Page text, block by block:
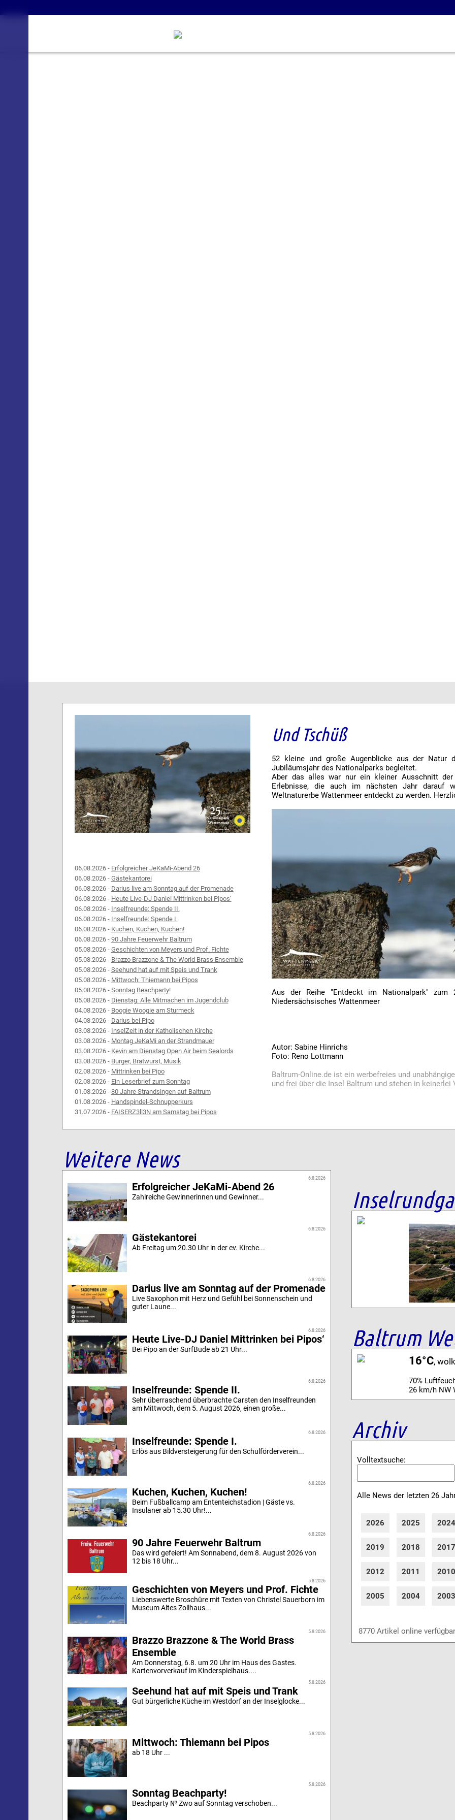
06.08.2026 - Erfolgreicher JeKaMi-Abend 26
06.08.2026 - Gästekantorei
06.08.2026 - Darius live am Sonntag auf der Promenade
06.08.2026 - Heute Live-DJ Daniel Mittrinken bei Pipos‘
06.08.2026 - Inselfreunde: Spende II.
06.08.2026 - Inselfreunde: Spende I.
06.08.2026 - Kuchen, Kuchen, Kuchen!
06.08.2026 - 90 Jahre Feuerwehr Baltrum
05.08.2026 - Geschichten von Meyers und Prof. Fichte
05.08.2026 - Brazzo Brazzone & The World Brass Ensemble
05.08.2026 - Seehund hat auf mit Speis und Trank
05.08.2026 - Mittwoch: Thiemann bei Pipos
05.08.2026 - Sonntag Beachparty!
05.08.2026 - Dienstag: Alle Mitmachen im Jugendclub
04.08.2026 - Boogie Woogie am Sturmeck
04.08.2026 - Darius bei Pipo
03.08.2026 - InselZeit in der Katholischen Kirche
03.08.2026 - Montag JeKaMi an der Strandmauer
03.08.2026 - Kevin am Dienstag Open Air beim Sealords
03.08.2026 - Burger, Bratwurst, Musik
02.08.2026 - Mittrinken bei Pipo
02.08.2026 - Ein Leserbrief zum Sonntag
01.08.2026 - 80 Jahre Strandsingen auf Baltrum
01.08.2026 - Handspindel-Schnupperkurs
31.07.2026 - FAISERZ3ll3N am Samstag bei Pipos
Und Tschüß
52 kleine und große Augenblicke aus der Natur
Jubiläumsjahr des Nationalparks begleitet.
Aber das alles war nur ein kleiner Ausschnitt der
Erlebnisse, die auch im nächsten Jahr darauf
Weltnaturerbe Wattenmeer entdeckt zu werden.
Aus der Reihe "Entdeckt im Nationalpark" zum
Niedersächsisches Wattenmeer
Autor: Sabine Hinrichs
Foto: Reno Lottmann
Baltrum-Online.de ist ein werbefreies und
und frei über die Insel Baltrum und stehen in keinerlei
Weitere News
6.8.2026
Erfolgreicher JeKaMi-Abend 26
Zahlreiche Gewinnerinnen und Gewinner...
6.8.2026
Gästekantorei
Ab Freitag um 20.30 Uhr in der ev. Kirche...
6.8.2026
Darius live am Sonntag auf der Promenade
Live Saxophon mit Herz und Gefühl bei Sonnenschein und
guter Laune...
6.8.2026
Heute Live-DJ Daniel Mittrinken bei Pipos‘
Bei Pipo an der SurfBude ab 21 Uhr...
6.8.2026
Inselfreunde: Spende II.
Sehr überraschend überbrachte Carsten den Inselfreunden
am Mittwoch, dem 5. August 2026, einen große...
6.8.2026
Inselfreunde: Spende I.
Erlös aus Bildversteigerung für den Schulförderverein...
6.8.2026
Kuchen, Kuchen, Kuchen!
Beim Fußballcamp am Ententeichstadion | Gäste vs.
Insulaner ab 15.30 Uhr!...
6.8.2026
90 Jahre Feuerwehr Baltrum
Das wird gefeiert! Am Sonnabend, dem 8. August 2026 von
12 bis 18 Uhr...
5.8.2026
Geschichten von Meyers und Prof. Fichte
Liebenswerte Broschüre mit Texten von Christel Sauerborn im
Museum Altes Zollhaus...
5.8.2026
Brazzo Brazzone & The World Brass
Ensemble
Am Donnerstag, 6.8. um 20 Uhr im Haus des Gastes.
Kartenvorverkauf im Kinderspielhaus....
5.8.2026
Seehund hat auf mit Speis und Trank
Gut bürgerliche Küche im Westdorf an der Inselglocke...
5.8.2026
Mittwoch: Thiemann bei Pipos
ab 18 Uhr ...
5.8.2026
Sonntag Beachparty!
Beachparty № Zwo auf Sonntag verschoben...
Baltrum
16°C,
70%
26 km/h NW
Archiv
Volltextsuche:
Alle News der letzten 26
2026 2025
2019 2018
2012 2011
2005 2004
8770 Artikel online